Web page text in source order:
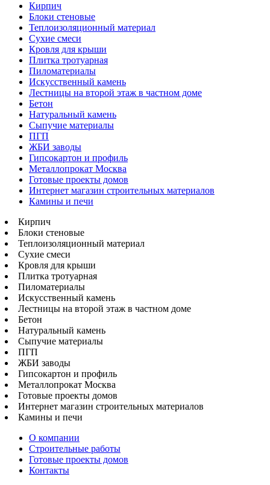
Кирпич
Блоки стеновые
Теплоизоляционный материал
Сухие смеси
Кровля для крыши
Плитка тротуарная
Пиломатериалы
Искусственный камень
Лестницы на второй этаж в частном доме
Бетон
Натуральный камень
Сыпучие материалы
ПГП
ЖБИ заводы
Гипсокартон и профиль
Металлопрокат Москва
Готовые проекты домов
Интернет магазин строительных материалов
Камины и печи
Кирпич
Блоки стеновые
Теплоизоляционный материал
Сухие смеси
Кровля для крыши
Плитка тротуарная
Пиломатериалы
Искусственный камень
Лестницы на второй этаж в частном доме
Бетон
Натуральный камень
Сыпучие материалы
ПГП
ЖБИ заводы
Гипсокартон и профиль
Металлопрокат Москва
Готовые проекты домов
Интернет магазин строительных материалов
Камины и печи
О компании
Строительные работы
Готовые проекты домов
Контакты